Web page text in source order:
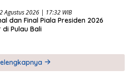
Agustus 2026 | 17:32 WIB
dan Final Piala Presiden 2026
di Pulau Bali